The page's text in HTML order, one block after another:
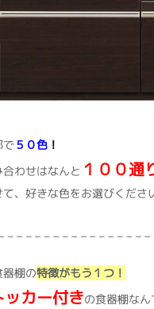
で５０色 ！
わせはなんと １００通
、好きな色をお選びくださ
棚の特徴がもう１つ！
カー付きの食器棚な